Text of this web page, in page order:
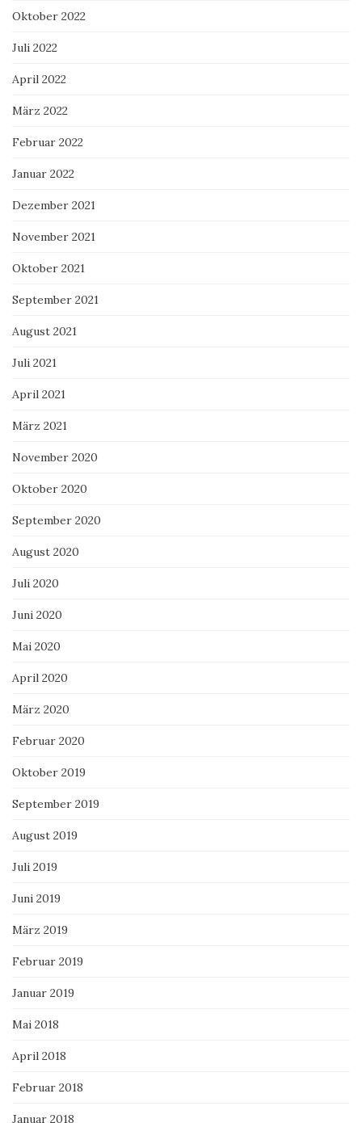
Oktober 2022
Juli 2022
April 2022
März 2022
Februar 2022
Januar 2022
Dezember 2021
November 2021
Oktober 2021
September 2021
August 2021
Juli 2021
April 2021
März 2021
November 2020
Oktober 2020
September 2020
August 2020
Juli 2020
Juni 2020
Mai 2020
April 2020
März 2020
Februar 2020
Oktober 2019
September 2019
August 2019
Juli 2019
Juni 2019
März 2019
Februar 2019
Januar 2019
Mai 2018
April 2018
Februar 2018
Januar 2018